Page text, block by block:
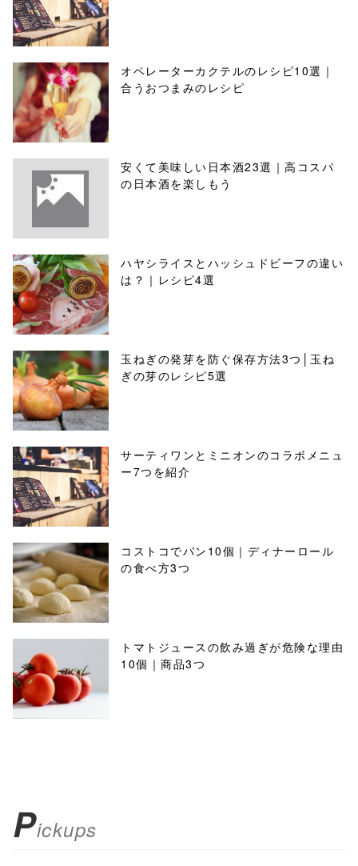
オペレーターカクテルのレシピ10選｜
合うおつまみのレシピ
安くて美味しい日本酒23選｜高コスパ
の日本酒を楽しもう
ハヤシライスとハッシュドビーフの違い
は？｜レシピ4選
玉ねぎの発芽を防ぐ保存方法3つ│玉ね
ぎの芽のレシピ5選
サーティワンとミニオンのコラボメニュ
ー7つを紹介
コストコでパン10個｜ディナーロール
の食べ方3つ
トマトジュースの飲み過ぎが危険な理由
10個｜商品3つ
Pickups